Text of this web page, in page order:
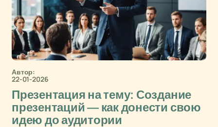
Автор:
22-01-2026
Презентация на тему: Создание
презентаций — как донести свою
идею до аудитории